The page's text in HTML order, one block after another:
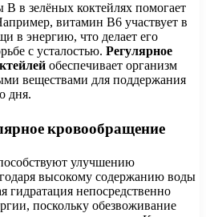
в зелёных коктейлях помогает
витамин B6 участвует в
в энергию, что делает его
с усталостью. Регулярное
обеспечивает организм
веществами для поддержания
дня.
кровообращение
улучшению
высокому содержанию воды
непосредственно
поскольку обезвоживание